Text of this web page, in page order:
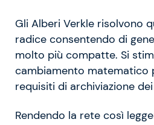
Gli Alberi Verkle risolvono
radice consentendo di
molto più compatte. Si
cambiamento matematico
requisiti di archiviazione
Rendendo la rete così